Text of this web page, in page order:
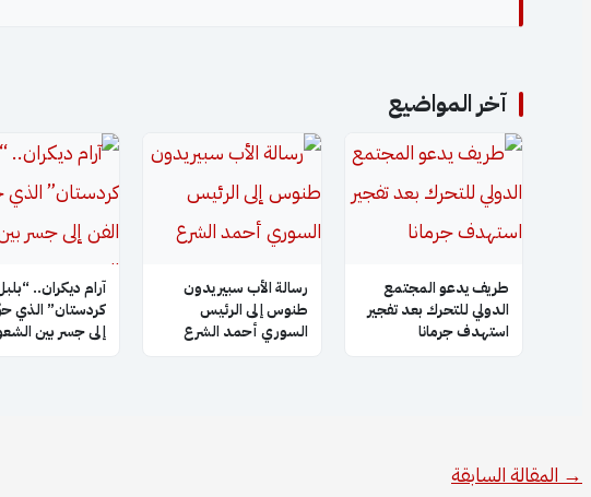
آخر المواضيع
طريف يدعو المجتمع
الدولي للتحرك بعد تفجير
استهدف جرمانا
رسالة الأب سبيريدون
طنوس إلى الرئيس
السوري أحمد الشرع
آرام ديكران..
كردستان” الذي
إلى جسر بين
→ المقالة السابقة